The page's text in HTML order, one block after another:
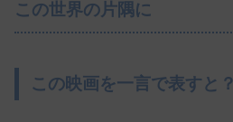
この世界の片隅に
この映画を一言で表すと？